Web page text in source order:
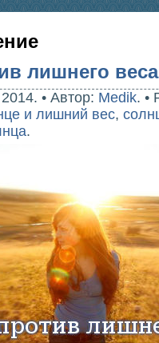
лишнего веса
• Автор: Medik. •
и лишний вес,
.